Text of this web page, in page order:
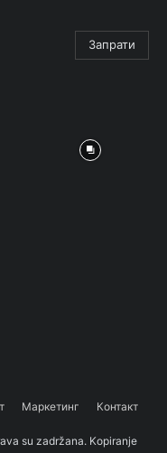
Запрати
Маркетинг Контакт
su zadržana. Kopiranje